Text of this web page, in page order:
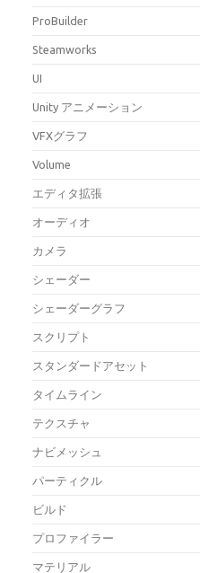
ProBuilder
Steamworks
UI
Unity アニメーション
VFXグラフ
Volume
エディタ拡張
オーディオ
カメラ
シェーダー
シェーダーグラフ
スクリプト
スタンダードアセット
タイムライン
テクスチャ
ナビメッシュ
パーティクル
ビルド
プロファイラー
マテリアル